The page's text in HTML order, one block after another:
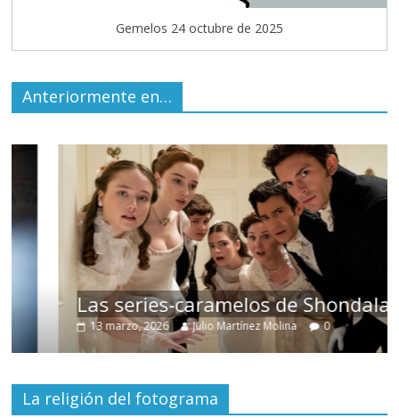
Gemelos 24 octubre de 2025
Anteriormente en…
Las series-caramelos de Shondaland
13 marzo, 2026 Julio Martínez Molina 0
La religión del fotograma